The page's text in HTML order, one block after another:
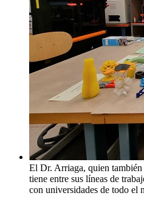
El Dr. Arriaga, quien
tiene entre sus líneas de
con universidades de todo el